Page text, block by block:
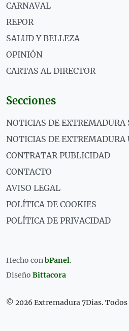
CARNAVAL
REPOR
SALUD Y BELLEZA
OPINIÓN
CARTAS AL DIRECTOR
Secciones
NOTICIAS DE EXTREMADURA
NOTICIAS DE
CONTRATAR PUBLICIDAD
CONTACTO
AVISO LEGAL
POLÍTICA DE COOKIES
POLÍTICA DE PRIVACIDAD
Hecho conbPanel.
Diseño Bittacora
© 2026 Extremadura 7Dias.